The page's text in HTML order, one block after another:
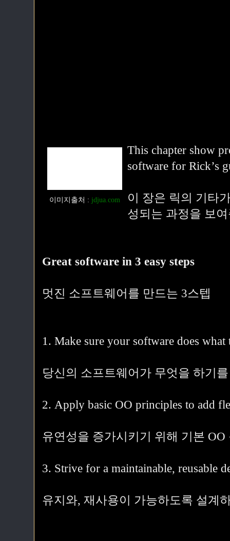
이미지출처 : jdjua.com
This chapter show
software for Rick’s
이 장은 릭의 기타
성되는 과정을 보
Great software in 3 easy steps
멋진 소프트웨어를 만드는 3스텝
1. Make sure your software does
당신의 소프트웨어가 무엇을 하기
2. Apply basic OO principles to add
유연성을 증가시키기 위해 기본
3. Strive for a maintainable, reusable
유지와, 재사용이 가능하도록 설계